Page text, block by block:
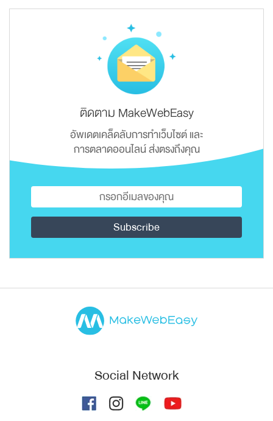
ติดตาม MakeWebEasy
อัพเดตเคล็ดลับการทำเว็บไซต์ และ
การตลาดออนไลน์ ส่งตรงถึงคุณ
Social Network